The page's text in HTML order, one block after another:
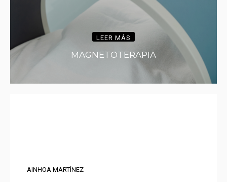
LEER MÁS
MAGNETOTERAPIA
AINHOA MARTÍNEZ